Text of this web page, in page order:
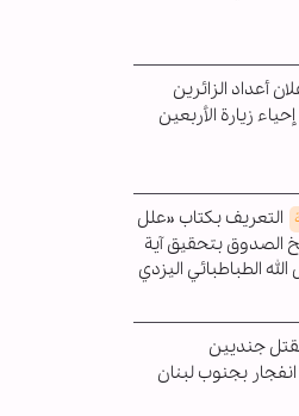
أعداد الزائرين
زيارة الأربعين
التعريف بكتاب «علل
الصدوق بتحقيق آية
الطباطبائي اليزدي
جنديين
بجنوب لبنان